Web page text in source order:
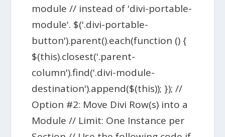
module // instead of 'divi-portable-
module'. $('.divi-portable-
button').parent().each(function () {
$(this).closest('.parent-
column').find('.divi-module-
destination').append($(this)); }); //
Option #2: Move Divi Row(s) into a
Module // Limit: One Instance per